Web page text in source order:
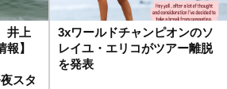
井上
】
スタ
3xワールドチャンピオンのソ
レイユ・エリコがツアー離脱
を発表